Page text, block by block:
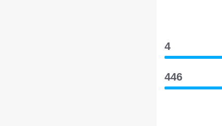
4
446